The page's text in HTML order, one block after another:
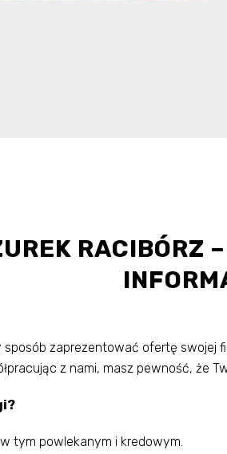
RACIBÓRZ
zaprezentować ofertę swojej
z nami, masz pewność, że
tym powlekanym i kredowym.